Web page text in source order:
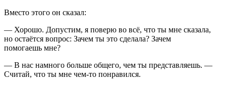
Вместо этого он сказал:
— Хорошо. Допустим, я поверю во всё, что ты мне сказала,
но остаётся вопрос: Зачем ты это сделала? Зачем
помогаешь мне?
— В нас намного больше общего, чем ты представляешь. —
Считай, что ты мне чем-то понравился.